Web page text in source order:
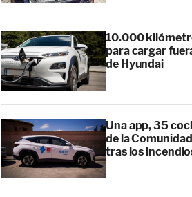
10.000
para cargar
de Hyundai
Una app, 35
de la
tras los